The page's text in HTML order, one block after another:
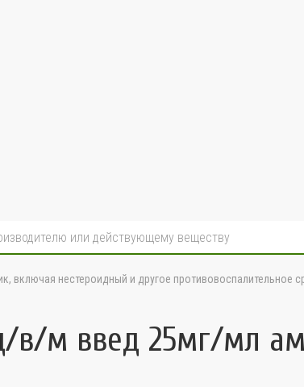
включая нестероидный и другое противовоспалительное
в/м введ 25мг/мл